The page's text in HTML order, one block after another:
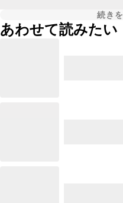
続き
あわせて読みたい